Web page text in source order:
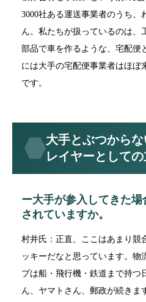
3000社ある運送事業者のうち、
ん。私たちが扱っているのは、
部品で車を作るような、宅配便
には大手の宅配便事業者はほぼ
です。
大手とぶつから
レイヤーとして
ー大手が参入してきた
されていますか。
村井氏：正直、ここはあまり競
ッキーだなと思っています。物
プは船・飛行機・鉄道まで持つ
ん、ヤマトさん、郵政が続きま